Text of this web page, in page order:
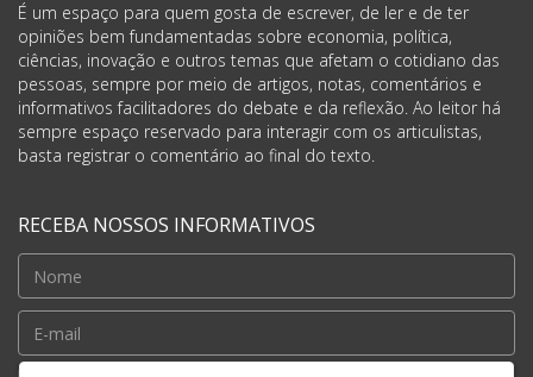
É um espaço para quem gosta de escrever, de ler e de ter
opiniões bem fundamentadas sobre economia, política,
ciências, inovação e outros temas que afetam o cotidiano das
pessoas, sempre por meio de artigos, notas, comentários e
informativos facilitadores do debate e da reflexão. Ao leitor há
sempre espaço reservado para interagir com os articulistas,
basta registrar o comentário ao final do texto.
RECEBA NOSSOS INFORMATIVOS